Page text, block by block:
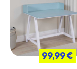
99,99 €